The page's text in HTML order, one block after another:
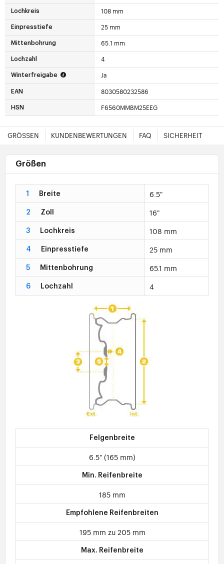
Lochkreis 108 mm
Einpresstiefe 25 mm
Mittenbohrung 65.1 mm
Lochzahl 4
Winterfreigabe Ja
EAN 8030580232586
HSN F6560MMBM25EEG
GRÖSSEN KUNDENBEWERTUNGEN FAQ SICHERHEIT
Größen
1 Breite 6.5"
2 Zoll 16"
3 Lochkreis 108 mm
4 Einpresstiefe 25 mm
5 Mittenbohrung 65.1 mm
6 Lochzahl 4
Felgenbreite
6.5" (165 mm)
Min. Reifenbreite
185 mm
Empfohlene Reifenbreiten
195 mm zu 205 mm
Max. Reifenbreite